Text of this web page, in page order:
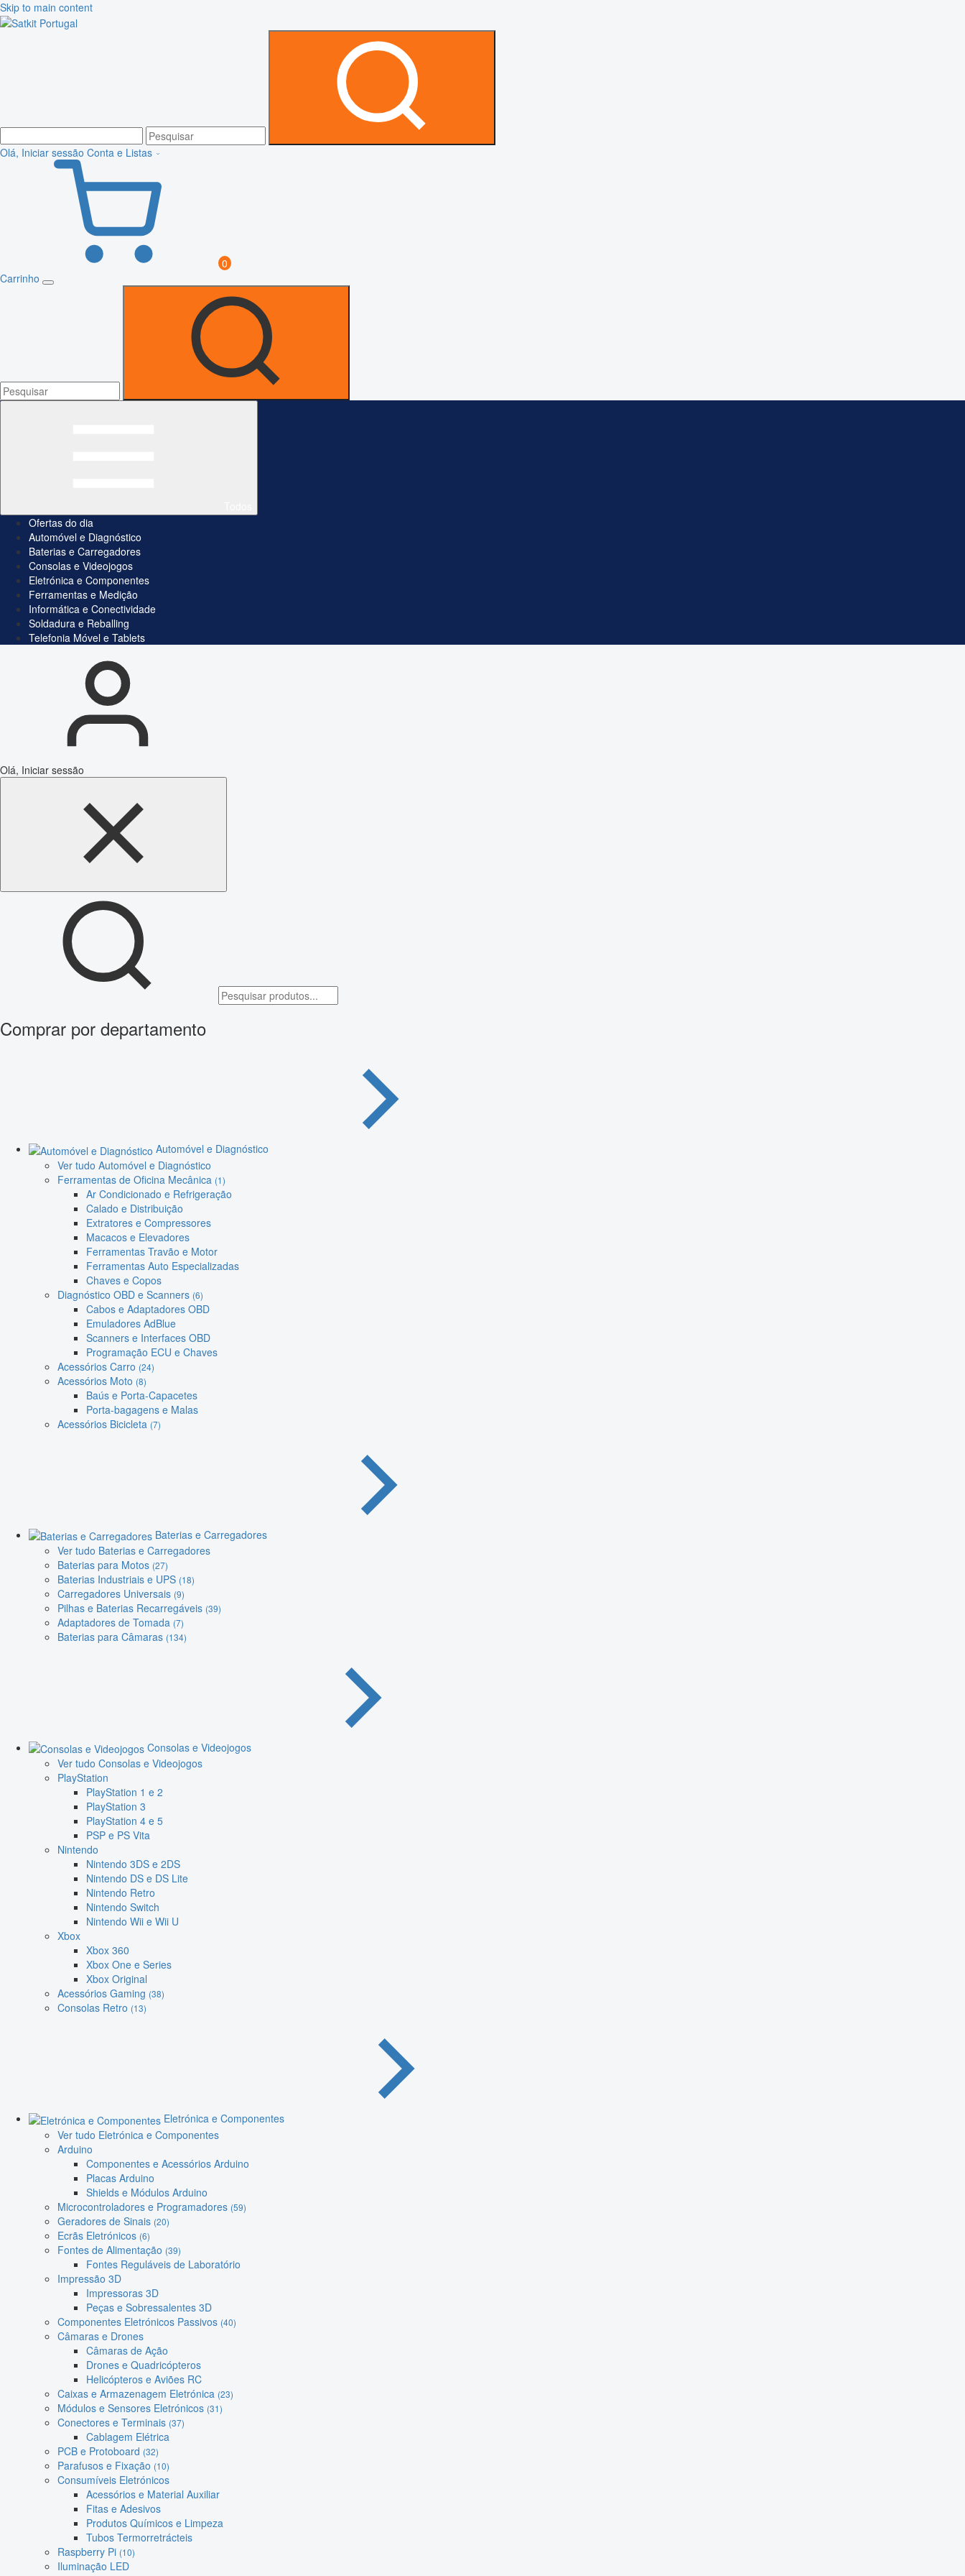
Skip to main content
Olá, Iniciar sessão Conta e Listas
0
Carrinho
Ofertas do dia
Automóvel e Diagnóstico
Baterias e Carregadores
Consolas e Videojogos
Eletrónica e Componentes
Ferramentas e Medição
Informática e Conectividade
Soldadura e Reballing
Telefonia Móvel e Tablets
Olá, Iniciar sessão
Comprar por departamento
Automóvel e Diagnóstico
Ver tudo Automóvel e Diagnóstico
Ferramentas de Oficina Mecânica (1)
Ar Condicionado e Refrigeração
Calado e Distribuição
Extratores e Compressores
Macacos e Elevadores
Ferramentas Travão e Motor
Ferramentas Auto Especializadas
Chaves e Copos
Diagnóstico OBD e Scanners (6)
Cabos e Adaptadores OBD
Emuladores AdBlue
Scanners e Interfaces OBD
Programação ECU e Chaves
Acessórios Carro (24)
Acessórios Moto (8)
Baús e Porta-Capacetes
Porta-bagagens e Malas
Acessórios Bicicleta (7)
Baterias e Carregadores
Ver tudo Baterias e Carregadores
Baterias para Motos (27)
Baterias Industriais e UPS (18)
Carregadores Universais (9)
Pilhas e Baterias Recarregáveis (39)
Adaptadores de Tomada (7)
Baterias para Câmaras (134)
Consolas e Videojogos
Ver tudo Consolas e Videojogos
PlayStation
PlayStation 1 e 2
PlayStation 3
PlayStation 4 e 5
PSP e PS Vita
Nintendo
Nintendo 3DS e 2DS
Nintendo DS e DS Lite
Nintendo Retro
Nintendo Switch
Nintendo Wii e Wii U
Xbox
Xbox 360
Xbox One e Series
Xbox Original
Acessórios Gaming (38)
Consolas Retro (13)
Eletrónica e Componentes
Ver tudo Eletrónica e Componentes
Arduino
Componentes e Acessórios Arduino
Placas Arduino
Shields e Módulos Arduino
Microcontroladores e Programadores (59)
Geradores de Sinais (20)
Ecrãs Eletrónicos (6)
Fontes de Alimentação (39)
Fontes Reguláveis de Laboratório
Impressão 3D
Impressoras 3D
Peças e Sobressalentes 3D
Componentes Eletrónicos Passivos (40)
Câmaras e Drones
Câmaras de Ação
Drones e Quadricópteros
Helicópteros e Aviões RC
Caixas e Armazenagem Eletrónica (23)
Módulos e Sensores Eletrónicos (31)
Conectores e Terminais (37)
Cablagem Elétrica
PCB e Protoboard (32)
Parafusos e Fixação (10)
Consumíveis Eletrónicos
Acessórios e Material Auxiliar
Fitas e Adesivos
Produtos Químicos e Limpeza
Tubos Termorretrácteis
Raspberry Pi (10)
Iluminação LED